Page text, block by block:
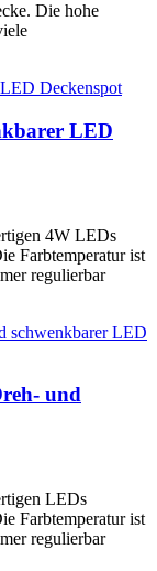
Die hohe
LED
4W LEDs
Farbtemperatur ist
regulierbar
und
LEDs
Farbtemperatur ist
regulierbar